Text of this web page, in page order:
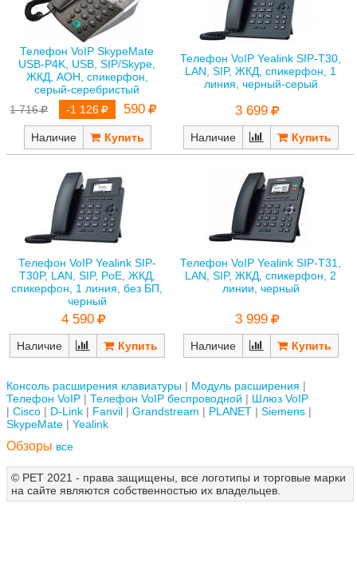
Телефон VoIP SkypeMate
USB-P4K, USB, SIP/Skype,
ЖКД, АОН, спикерфон,
серый-серебристый
1 716
-1 126 590
Наличие
Телефон VoIP Yealink SIP-T30,
LAN, SIP, ЖКД, спикерфон, 1
линия, черный-серый
3 699
Наличие
Телефон VoIP Yealink SIP-
T30P, LAN, SIP, PoE, ЖКД,
спикерфон, 1 линия, без БП,
черный
4 590
Наличие
Телефон VoIP Yealink SIP-T31,
LAN, SIP, ЖКД, спикерфон, 2
линии, черный
3 999
Наличие
Консоль расширения клавиатуры
Модуль расширения
Телефон VoIP
Телефон VoIP беспроводной
Шлюз VoIP
Cisco
D-Link Fanvil Grandstream PLANET
Siemens
SkypeMate
Yealink
Обзоры все
© РЕТ 2021 - права защищены, все логотипы и торговые марки
на сайте являются собственностью их владельцев.